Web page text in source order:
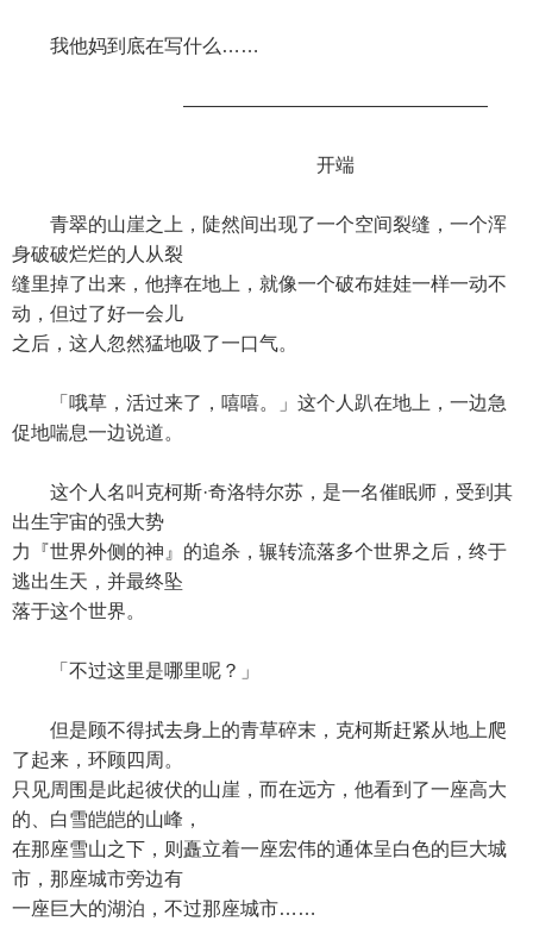
我他妈到底在写什么……
————————————————
开端
青翠的山崖之上，陡然间出现了一个空间裂缝，一个浑
身破破烂烂的人从裂
缝里掉了出来，他摔在地上，就像一个破布娃娃一样一动不
动，但过了好一会儿
之后，这人忽然猛地吸了一口气。
「哦草，活过来了，嘻嘻。」这个人趴在地上，一边急
促地喘息一边说道。
这个人名叫克柯斯·奇洛特尔苏，是一名催眠师，受到其
出生宇宙的强大势
力『世界外侧的神』的追杀，辗转流落多个世界之后，终于
逃出生天，并最终坠
落于这个世界。
「不过这里是哪里呢？」
但是顾不得拭去身上的青草碎末，克柯斯赶紧从地上爬
了起来，环顾四周。
只见周围是此起彼伏的山崖，而在远方，他看到了一座高大
的、白雪皑皑的山峰，
在那座雪山之下，则矗立着一座宏伟的通体呈白色的巨大城
市，那座城市旁边有
一座巨大的湖泊，不过那座城市……